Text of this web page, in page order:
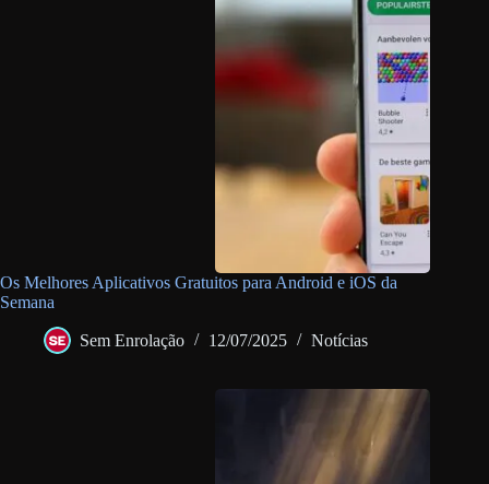
Os Melhores Aplicativos Gratuitos para Android e iOS da
Semana
Sem Enrolação 12/07/2025 Notícias